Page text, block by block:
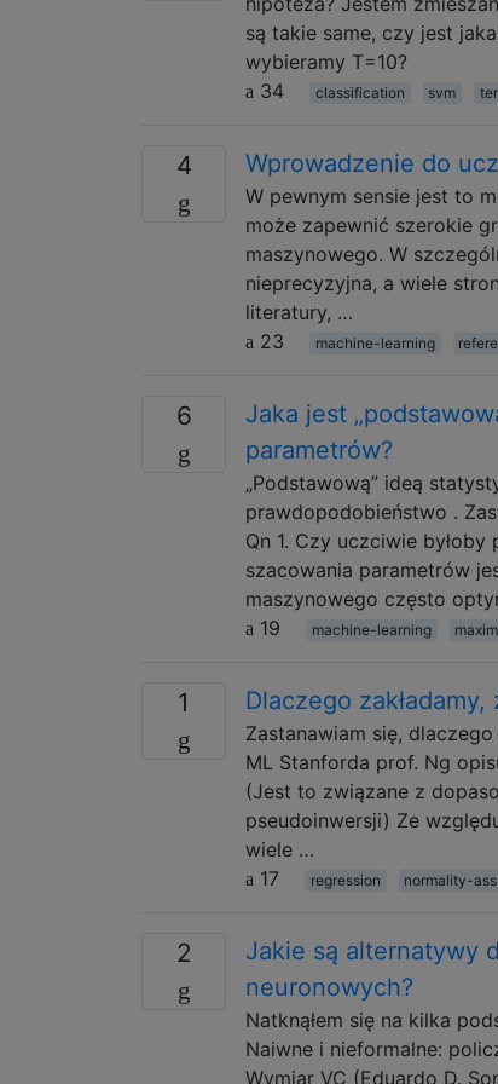
są takie same, czy jest
wybieramy T=10?
34
classification svm
4 Wprowadzenie do
W pewnym sensie jest to
może zapewnić szerokie
maszynowego. W
nieprecyzyjna, a wiele
literatury, …
23
machine-learning
6
Jaka jest
parametrów?
„Podstawową” ideą
prawdopodobieństwo .
Qn 1. Czy uczciwie
szacowania parametrów
maszynowego często
19
machine-learning
1 Dlaczego
Zastanawiam się,
ML Stanforda prof. Ng
(Jest to związane z
pseudoinwersji) Ze
wiele …
17
regression normality-
2
Jakie są alternatywy
neuronowych?
Natknąłem się na kilka
Naiwne i nieformalne:
Wymiar VC (Eduardo D.